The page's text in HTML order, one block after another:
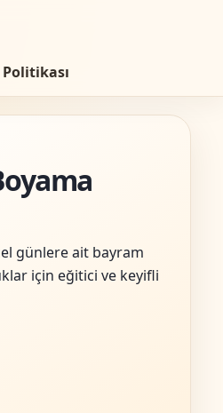
günlere ait bayram
için eğitici ve keyifli